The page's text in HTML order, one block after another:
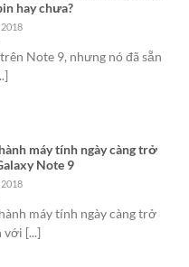
hay chưa?
2018
Note 9, nhưng nó đã sẵn
máy tính ngày càng trở
Note 9
2018
máy tính ngày càng trở
với [...]